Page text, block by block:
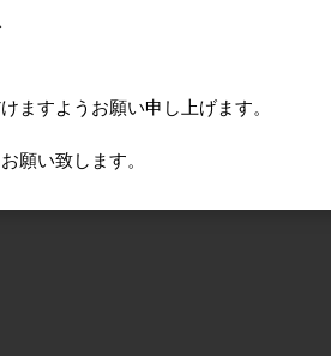
ますようお願い申し上げます。
願い致します。